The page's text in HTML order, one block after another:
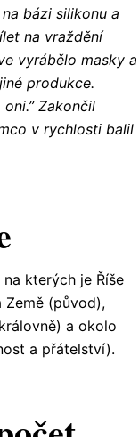
bázi silikonu a
na vraždění
vyrábělo masky a
produkce.
Zakončil
v rychlosti balil
kterých je Říše
Země (původ),
a okolo
a přátelství).